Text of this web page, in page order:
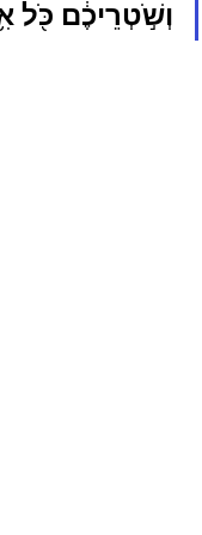
וְשֹׁ֣טְרֵיכֶ֔ם כֹּ֖ל